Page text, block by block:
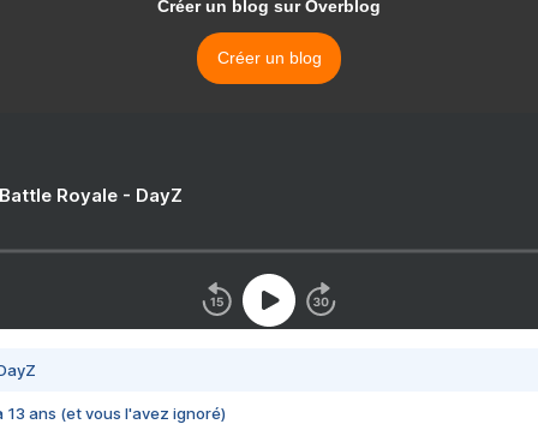
Créer un blog sur Overblog
Créer un blog
Royale - DayZ
13 ans (et vous l'avez ignoré)